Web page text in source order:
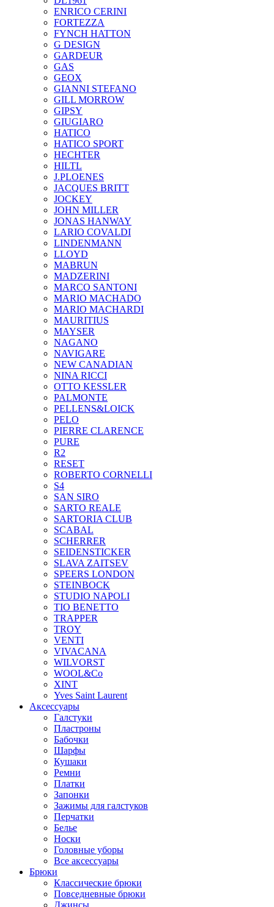
ENRICO CERINI
FORTEZZA
FYNCH HATTON
G DESIGN
GARDEUR
GAS
GEOX
GIANNI STEFANO
GILL MORROW
GIPSY
GIUGIARO
HATICO
HATICO SPORT
HECHTER
HILTL
J.PLOENES
JAСQUES BRITT
JOCKEY
JOHN MILLER
JONAS HANWAY
LARIO COVALDI
LINDENMANN
LLOYD
MABRUN
MADZERINI
MARCO SANTONI
MARIO MACHADO
MARIO MACHARDI
MAURITIUS
MAYSER
NAGANO
NAVIGARE
NEW CANADIAN
NINA RICCI
OTTO KESSLER
PALMONTE
PELLENS&LOICK
PELO
PIERRE CLARENCE
PURE
R2
RESET
ROBERTO CORNELLI
S4
SAN SIRO
SARTO REALE
SARTORIA CLUB
SCABAL
SCHERRER
SEIDENSTICKER
SLAVA ZAITSEV
SPEERS LONDON
STEINBOCK
STUDIO NAPOLI
TIO BENETTO
TRAPPER
TROY
VENTI
VIVACANA
WILVORST
WOOL&Co
XINT
Yves Saint Laurent
Аксессуары
Галстуки
Пластроны
Бабочки
Шарфы
Кушаки
Ремни
Платки
Запонки
Зажимы для галстуков
Перчатки
Белье
Носки
Головные уборы
Все аксессуары
Брюки
Классические брюки
Повседневные брюки
Джинсы